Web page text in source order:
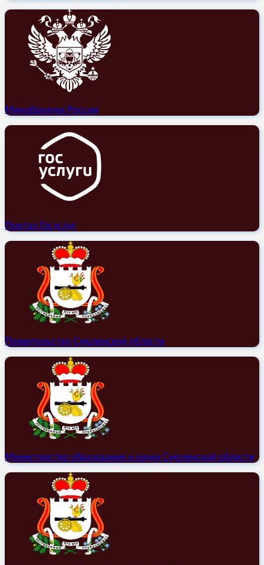
Минобрнауки России
Портал Госуслуг
Правительство Смоленской области
Министерство образования и науки Смоленской области